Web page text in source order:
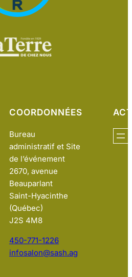
COORDONNÉES
Bureau
administratif et Site
de l’événement
2670, avenue
Beauparlant
Saint-Hyacinthe
(Québec)
J2S 4M8
450-771-1226
infosalon@sash.ag